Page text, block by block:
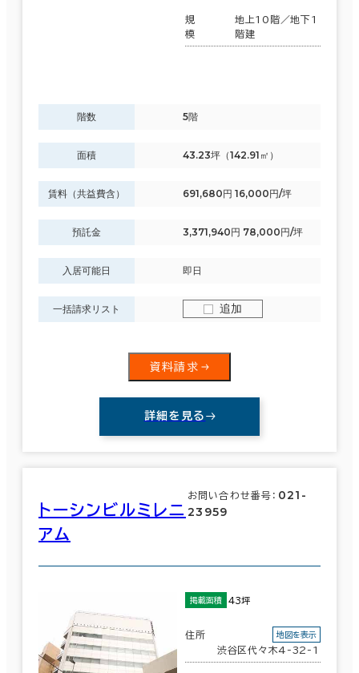
規
模
地上10階／地下1
階建
階数 5階
面積 43.23坪（142.91㎡）
賃料（共益費含） 691,680円 16,000円/坪
預託金 3,371,940円 78,000円/坪
入居可能日 即日
一括請求リスト 追加
資料請求
詳細を見る
トーシンビルミレニ
アム
お問い合わせ番号： 021-
23959
掲載面積 43坪
住所
渋谷区代々木4-32-1
地図を表示
該当数
45室(22棟)
この条件で検索する